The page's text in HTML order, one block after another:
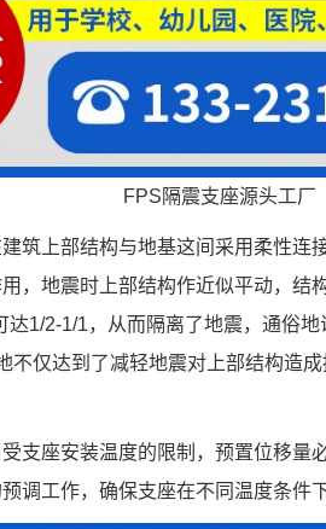
FPS隔震支座源头工厂
筑上部结构与地基这间采用柔性连
，地震时上部结构作近似平动，结
达1/2-1/1，从而隔离了地震，通俗
不仅达到了减轻地震对上部结构造
支座安装温度的限制，预置位移量
调工作，确保支座在不同温度条件